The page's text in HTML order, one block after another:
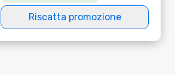
Riscatta promozione